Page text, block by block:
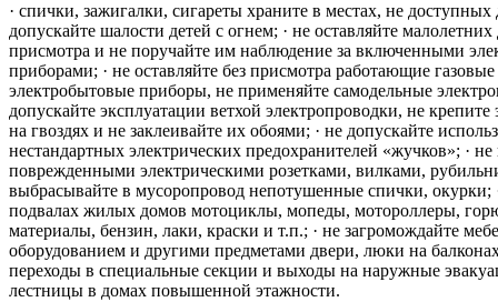
· спички, зажигалки, сигареты храните в местах, не доступных
допускайте шалости детей с огнем; · не оставляйте малолетних
присмотра и не поручайте им наблюдение за включенными
приборами; · не оставляйте без присмотра работающие
электробытовые приборы, не применяйте самодельные
допускайте эксплуатации ветхой электропроводки, не крепите
на гвоздях и не заклеивайте их обоями; · не допускайте
нестандартных электрических предохранителей «жучков»; · не
поврежденными электрическими розетками, вилками,
выбрасывайте в мусоропровод непотушенные спички, окурки;
подвалах жилых домов мотоциклы, мопеды, мотороллеры,
материалы, бензин, лаки, краски и т.п.; · не загромождайте
оборудованием и другими предметами двери, люки на
переходы в специальные секции и выходы на наружные
лестницы в домах повышенной этажности.